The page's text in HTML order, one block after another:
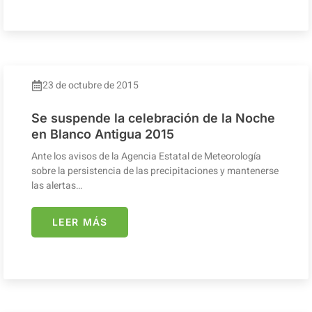
23 de octubre de 2015
Se suspende la celebración de la Noche
en Blanco Antigua 2015
Ante los avisos de la Agencia Estatal de Meteorología
sobre la persistencia de las precipitaciones y mantenerse
las alertas…
LEER MÁS